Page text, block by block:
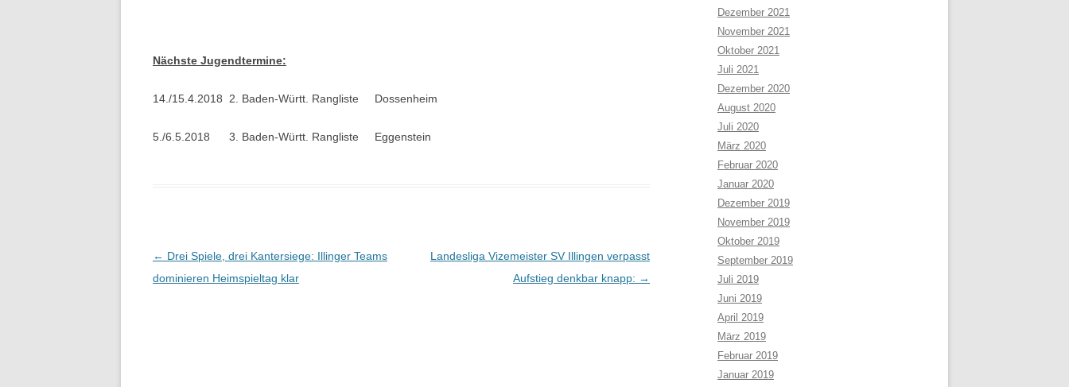
Nächste Jugendtermine:
14./15.4.2018 2. Baden-Württ. Rangliste Dossenheim
5./6.5.2018 3. Baden-Württ. Rangliste Eggenstein
Beitragsnavigation
← Drei Spiele, drei Kantersiege: Illinger Teams
dominieren Heimspieltag klar
Landesliga Vizemeister SV Illingen verpasst
Aufstieg denkbar knapp: →
Dezember 2021
November 2021
Oktober 2021
Juli 2021
Dezember 2020
August 2020
Juli 2020
März 2020
Februar 2020
Januar 2020
Dezember 2019
November 2019
Oktober 2019
September 2019
Juli 2019
Juni 2019
April 2019
März 2019
Februar 2019
Januar 2019